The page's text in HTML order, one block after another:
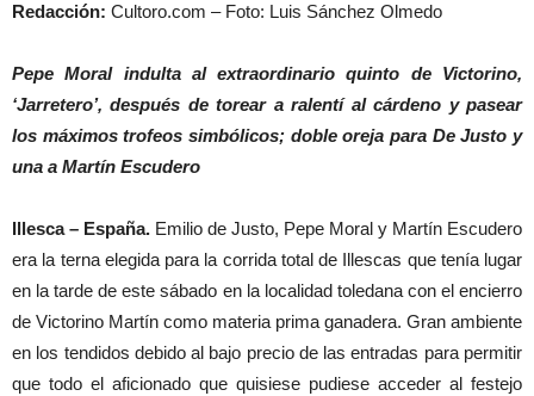
Redacción: Cultoro.com – Foto: Luis Sánchez Olmedo
Pepe Moral indulta al extraordinario quinto de Victorino,
‘Jarretero’, después de torear a ralentí al cárdeno y pasear
los máximos trofeos simbólicos; doble oreja para De Justo y
una a Martín Escudero
Illesca – España. Emilio de Justo, Pepe Moral y Martín Escudero
era la terna elegida para la corrida total de Illescas que tenía lugar
en la tarde de este sábado en la localidad toledana con el encierro
de Victorino Martín como materia prima ganadera. Gran ambiente
en los tendidos debido al bajo precio de las entradas para permitir
que todo el aficionado que quisiese pudiese acceder al festejo